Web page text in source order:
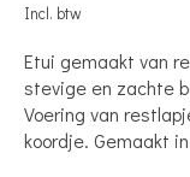
Incl. btw
Etui gemaakt van
stevige en zachte
Voering van
koordje. Gemaakt